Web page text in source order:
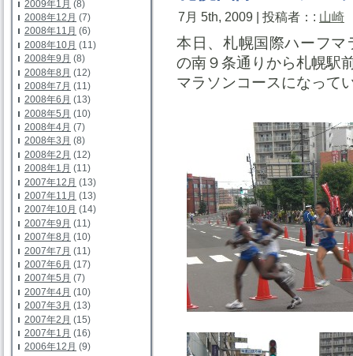
2009年1月 (8)
2008年12月 (7)
2008年11月 (6)
2008年10月 (11)
2008年9月 (8)
2008年8月 (12)
2008年7月 (11)
2008年6月 (13)
2008年5月 (10)
2008年4月 (7)
2008年3月 (8)
2008年2月 (12)
2008年1月 (11)
2007年12月 (13)
2007年11月 (13)
2007年10月 (14)
2007年9月 (11)
2007年8月 (10)
2007年7月 (11)
2007年6月 (17)
2007年5月 (7)
2007年4月 (10)
2007年3月 (13)
2007年2月 (15)
2007年1月 (16)
2006年12月 (9)
7月 5th, 2009 | 投稿者：: 山崎
本日、札幌国際ハーフ
の南９条通りから札
マラソンコースになって